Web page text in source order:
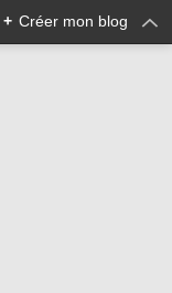
+ Créer mon blog